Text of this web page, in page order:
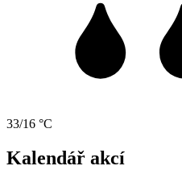
33/16 °C
Kalendář akcí